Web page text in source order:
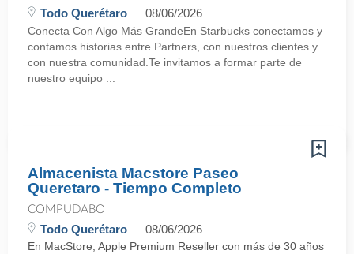
Todo Querétaro 08/06/2026
Conecta Con Algo Más GrandeEn Starbucks conectamos y
contamos historias entre Partners, con nuestros clientes y
con nuestra comunidad.Te invitamos a formar parte de
nuestro equipo ...
Almacenista Macstore Paseo
Queretaro - Tiempo Completo
COMPUDABO
Todo Querétaro 08/06/2026
En MacStore, Apple Premium Reseller con más de 30 años